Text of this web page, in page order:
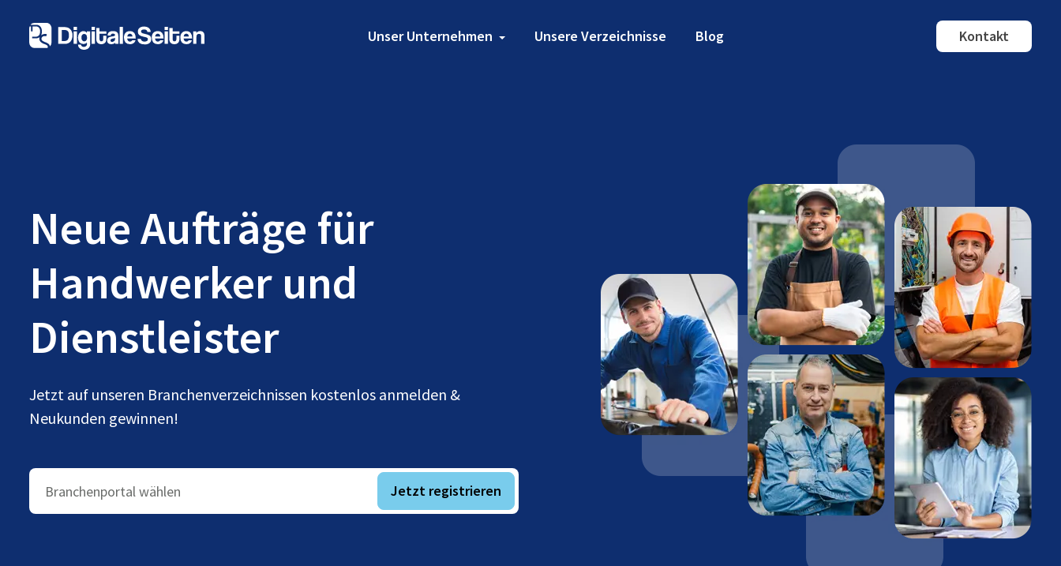
Unser Unternehmen Unsere Verzeichnisse Blog Kontakt
Neue Aufträge für
Handwerker und
Dienstleister
Jetzt auf unseren Branchenverzeichnissen kostenlos anmelden &
Neukunden gewinnen!
Branchenportal wählen Jetzt registrieren